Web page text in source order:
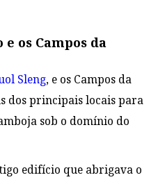
os Campos da
Sleng, e os Campos da
dos principais locais para
sob o domínio do
edifício que abrigava o